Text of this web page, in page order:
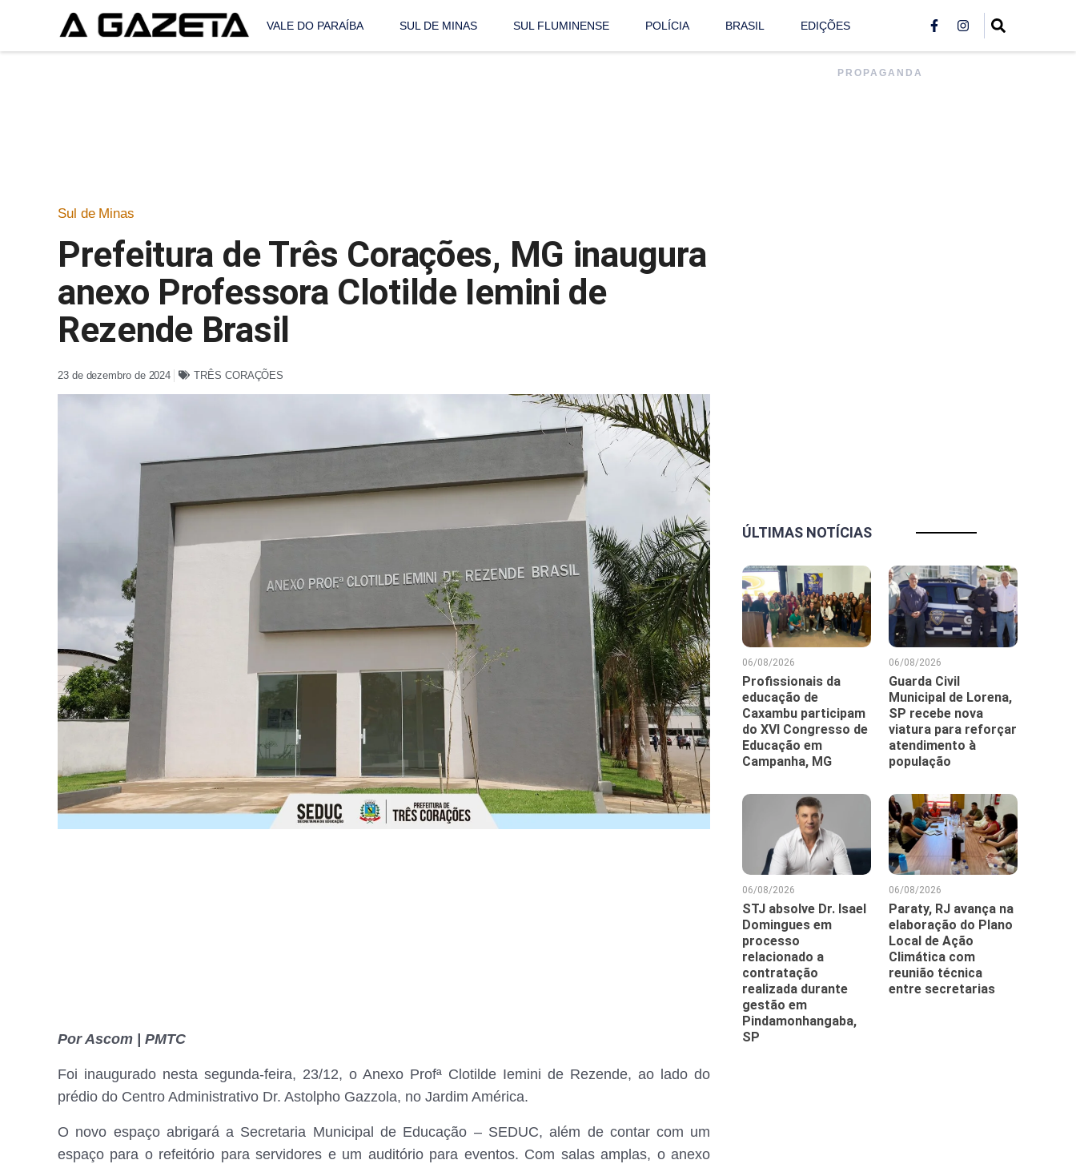
VALE DO PARAÍBA SUL DE MINAS SUL FLUMINENSE POLÍCIA BRASIL EDIÇÕES
Sul de Minas
Prefeitura de Três Corações, MG inaugura
anexo Professora Clotilde Iemini de
Rezende Brasil
23 de dezembro de 2024 TRÊS CORAÇÕES
Por Ascom | PMTC
Foi inaugurado nesta segunda-feira, 23/12, o Anexo Profª Clotilde Iemini de Rezende, ao lado do
prédio do Centro Administrativo Dr. Astolpho Gazzola, no Jardim América.
O novo espaço abrigará a Secretaria Municipal de Educação – SEDUC, além de contar com um
espaço para o refeitório para servidores e um auditório para eventos. Com salas amplas, o anexo
PROPAGANDA
ÚLTIMAS NOTÍCIAS
06/08/2026
Profissionais da
educação de
Caxambu participam
do XVI Congresso de
Educação em
Campanha, MG
06/08/2026
Guarda Civil
Municipal de Lorena,
SP recebe nova
viatura para reforçar
atendimento à
população
06/08/2026
STJ absolve Dr. Isael
Domingues em
processo
relacionado a
contratação
realizada durante
gestão em
Pindamonhangaba,
SP
06/08/2026
Paraty, RJ avança na
elaboração do Plano
Local de Ação
Climática com
reunião técnica
entre secretarias